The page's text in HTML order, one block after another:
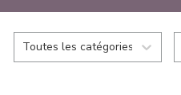
Toutes les catégories